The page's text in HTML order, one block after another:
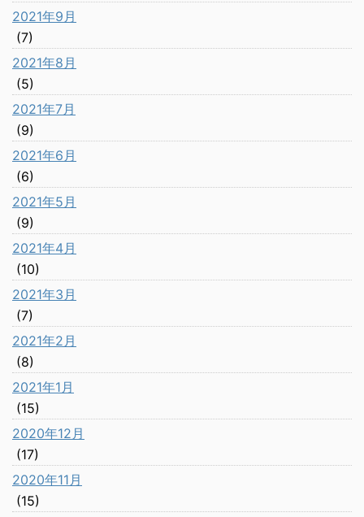
2021年9月
(7)
2021年8月
(5)
2021年7月
(9)
2021年6月
(6)
2021年5月
(9)
2021年4月
(10)
2021年3月
(7)
2021年2月
(8)
2021年1月
(15)
2020年12月
(17)
2020年11月
(15)